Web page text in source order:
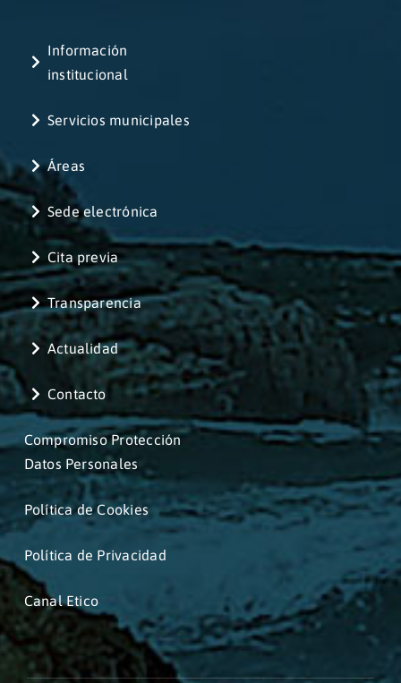
Información
institucional
Servicios municipales
Áreas
Sede electrónica
Cita previa
Transparencia
Actualidad
Contacto
Compromiso Protección
Datos Personales
Política de Cookies
Política de Privacidad
Canal Etico